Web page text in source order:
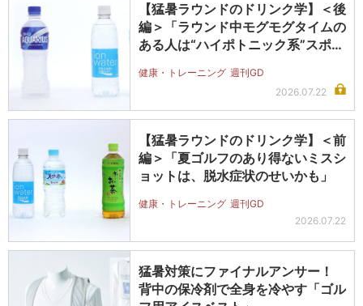
【猛暑ラウンドのドリンク学】＜後
編＞「ラウンド中モグモグタイムの
ある人は“ハイポトニック系”スポド
健康・トレーニング 週刊GD
2026.07.22
【猛暑ラウンドのドリンク学】＜前
編＞「夏ゴルフのあり得ないミスシ
ョットは、脱水症状のせいかも」
健康・トレーニング 週刊GD
2026.07.22
猛暑対策にファイナルアンサー！
背中の保冷剤で全身を冷やす「ゴル